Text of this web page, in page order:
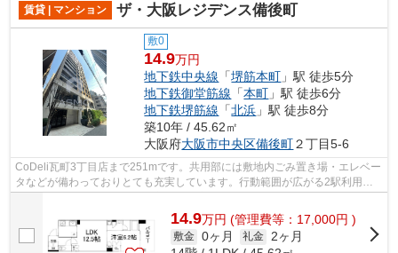
賃貸 | マンション ザ・大阪レジデンス備後町
敷0
14.9万円
地下鉄中央線 「堺筋本町 」駅 徒歩5分
地下鉄御堂筋線 「本町 」駅 徒歩6分
地下鉄堺筋線 「北浜 」駅 徒歩8分
築10年 / 45.62㎡
大阪府大阪市中央区備後町２丁目5-6
CoDeli瓦町3丁目店まで251mです。共用部には敷地内ごみ置き場・エレベー
タなどが備わっておりとても充実しています。行動範囲が広がる2駅利用可
14.9万円 (管理費等：17,000円 )
敷金 0ヶ月 礼金
2ヶ月